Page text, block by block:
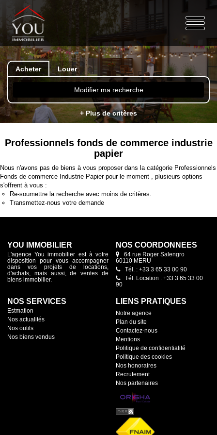
Acheter Louer
Modifier ma recherche
+ Plus de critères
Professionnels fonds de commerce industrie
papier
Nous n'avons pas de biens à vous proposer dans la catégorie Professionnels
Fonds de commerce Industrie Papier pour le moment , plusieurs options
s'offrent à vous :
Re-soumettre la recherche avec moins de critères.
Transmettez-nous votre demande
YOU IMMOBILIER
L'agence You immobilier est à votre
disposition pour vous accompagner
dans vos projets de locations,
d'achats, mais aussi, de ventes de
biens immobilier.
NOS COORDONNÉES
64 rue Roger Salengro
60110 MERU
Tél. : +33 3 65 33 00 90
Tél. Location : +33 3 65 33 00
90
NOS SERVICES
Estmation
Nos actualités
Nos outils
Nos biens vendus
LIENS PRATIQUES
Notre agence
Plan du site
Contactez-nous
Mentions
Politique de confidentialité
Politique des cookies
Nos honoraires
Recrutement
Nos partenaires